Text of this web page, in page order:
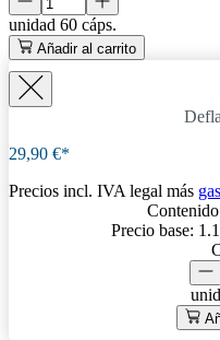
unidad 60 cáps.
Añadir al carrito
29,90 €*
Precios incl. IVA legal más
Precio base: